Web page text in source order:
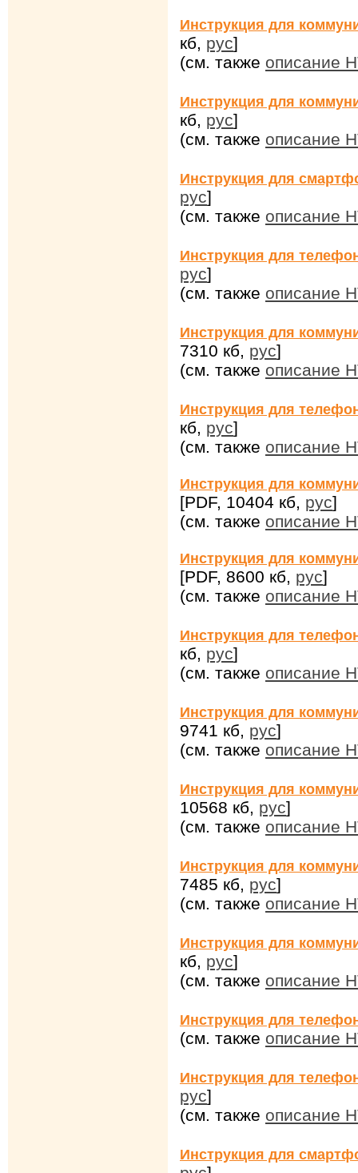
Инструкция для
кб, рус]
(см. также описание
Инструкция для
кб, рус]
(см. также описание
Инструкция для
рус]
(см. также описание
Инструкция для
рус]
(см. также описание
Инструкция для
7310 кб, рус]
(см. также описание
Инструкция для
кб, рус]
(см. также описание
Инструкция для
[PDF, 10404 кб, рус]
(см. также описание
Инструкция для
[PDF, 8600 кб, рус]
(см. также описание
Инструкция для
кб, рус]
(см. также описание
Инструкция для
9741 кб, рус]
(см. также описание
Инструкция для
10568 кб, рус]
(см. также описание
Инструкция для
7485 кб, рус]
(см. также описание
Инструкция для
кб, рус]
(см. также описание
Инструкция для
(см. также описание
Инструкция для
рус]
(см. также описание
Инструкция для